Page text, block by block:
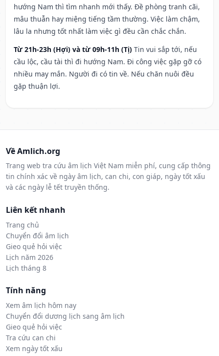
hướng Nam thì tìm nhanh mới thấy. Đề phòng tranh cãi,
mâu thuẫn hay miệng tiếng tầm thường. Việc làm chậm,
lâu la nhưng tốt nhất làm việc gì đều cần chắc chắn.
Từ 21h-23h (Hợi) và từ 09h-11h (Tị) Tin vui sắp tới, nếu
cầu lộc, cầu tài thì đi hướng Nam. Đi công việc gặp gỡ có
nhiều may mắn. Người đi có tin về. Nếu chăn nuôi đều
gặp thuận lợi.
Về Amlich.org
Trang web tra cứu âm lịch Việt Nam miễn phí, cung cấp thông
tin chính xác về ngày âm lịch, can chi, con giáp, ngày tốt xấu
và các ngày lễ tết truyền thống.
Liên kết nhanh
Trang chủ
Chuyển đổi âm lịch
Gieo quẻ hỏi việc
Lịch năm 2026
Lịch tháng 8
Tính năng
Xem âm lịch hôm nay
Chuyển đổi dương lịch sang âm lịch
Gieo quẻ hỏi việc
Tra cứu can chi
Xem ngày tốt xấu